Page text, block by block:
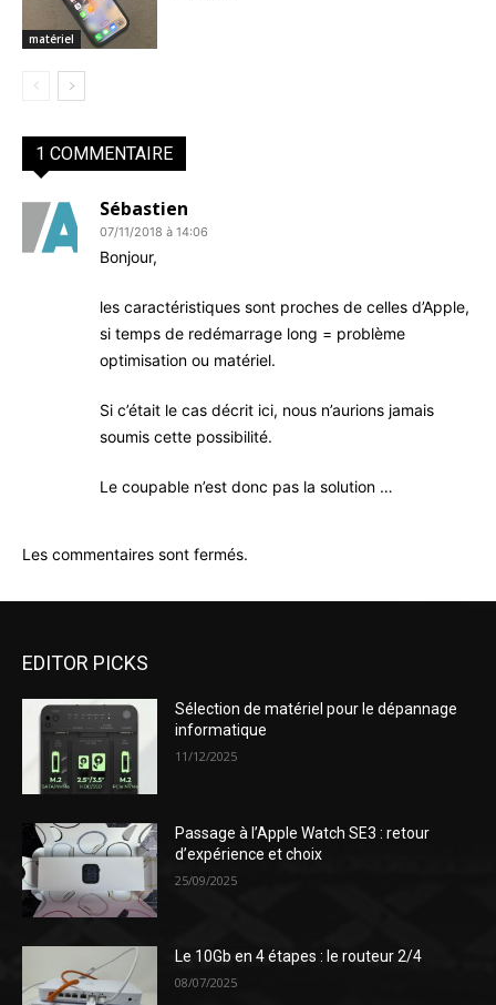
matériel
1 COMMENTAIRE
Sébastien
07/11/2018 à 14:06
Bonjour,
les caractéristiques sont proches de celles d’Apple,
si temps de redémarrage long = problème
optimisation ou matériel.
Si c’était le cas décrit ici, nous n’aurions jamais
soumis cette possibilité.
Le coupable n’est donc pas la solution …
Les commentaires sont fermés.
EDITOR PICKS
Sélection de matériel pour le dépannage
informatique
11/12/2025
Passage à l’Apple Watch SE3 : retour
d’expérience et choix
25/09/2025
Le 10Gb en 4 étapes : le routeur 2/4
08/07/2025